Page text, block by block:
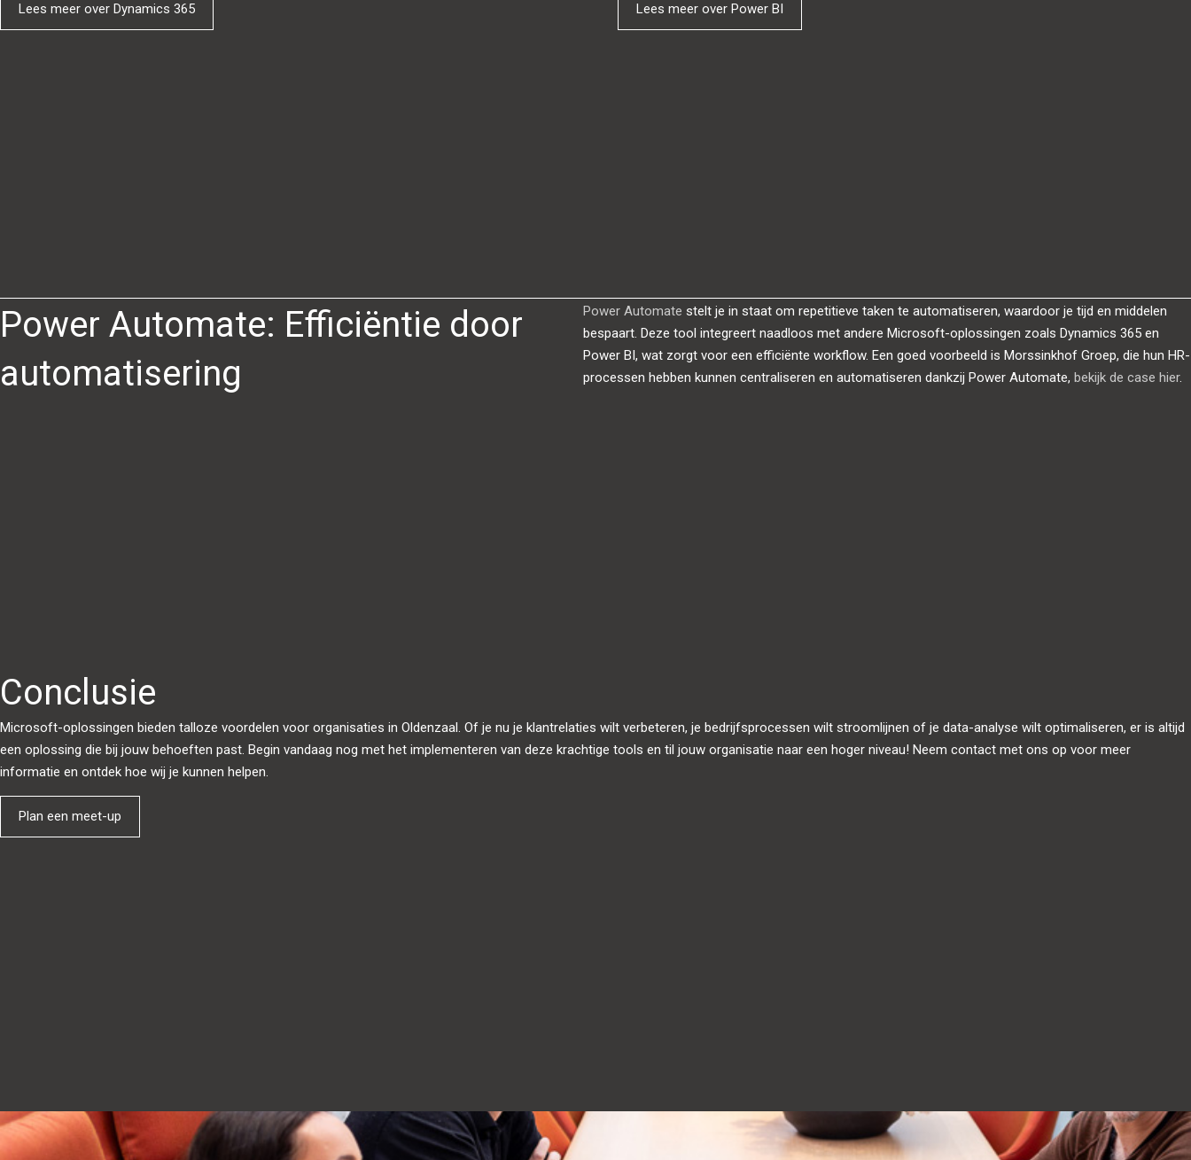
Lees meer over Dynamics 365 Lees meer over Power BI
Power Automate: Efficiëntie door
automatisering
Power Automate stelt je in staat om repetitieve taken te automatiseren, waardoor je tijd en middelen
bespaart. Deze tool integreert naadloos met andere Microsoft-oplossingen zoals Dynamics 365 en
Power BI, wat zorgt voor een efficiënte workflow. Een goed voorbeeld is Morssinkhof Groep, die hun HR-
processen hebben kunnen centraliseren en automatiseren dankzij Power Automate,bekijk de case hier.
Conclusie
Microsoft-oplossingen bieden talloze voordelen voor organisaties in Oldenzaal. Of je nu je klantrelaties wilt verbeteren, je bedrijfsprocessen wilt stroomlijnen of je data-analyse wilt optimaliseren, er is altijd
een oplossing die bij jouw behoeften past. Begin vandaag nog met het implementeren van deze krachtige tools en til jouw organisatie naar een hoger niveau! Neem contact met ons op voor meer
informatie en ontdek hoe wij je kunnen helpen.
Plan een meet-up